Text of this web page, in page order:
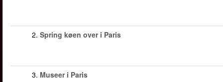
2. Spring køen over i Paris
3. Museer i Paris